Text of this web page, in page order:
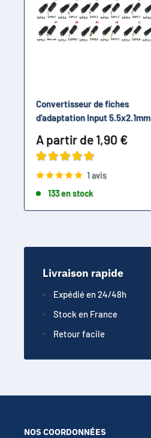
Convertisseur de fiches
d'adaptation Input 5.5x2.1mm
Prix
réduit
A partir de 1,90 €
1 avis
133 en stock
Livraison rapide
Expédié en 24/48h
Stock en France
Retour facile
NOS COORDONNÉES